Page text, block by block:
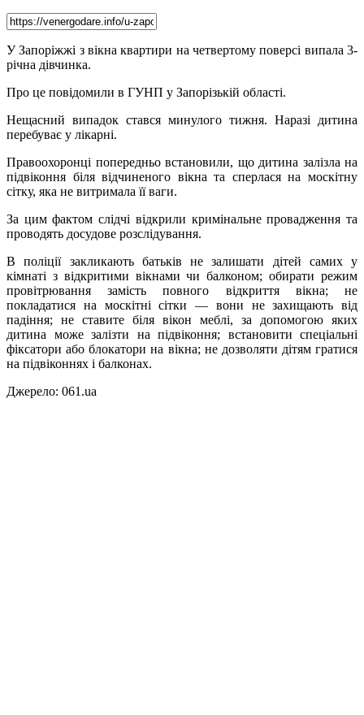
У Запоріжжі з вікна квартири на четвертому поверсі випала 3-
річна дівчинка.
Про це повідомили в ГУНП у Запорізькій області.
Нещасний випадок стався минулого тижня. Наразі дитина
перебуває у лікарні.
Правоохоронці попередньо встановили, що дитина залізла на
підвіконня біля відчиненого вікна та сперлася на москітну
сітку, яка не витримала її ваги.
За цим фактом слідчі відкрили кримінальне провадження та
проводять досудове розслідування.
В поліції закликають батьків не залишати дітей самих у
кімнаті з відкритими вікнами чи балконом; обирати режим
провітрювання замість повного відкриття вікна; не
покладатися на москітні сітки — вони не захищають від
падіння; не ставите біля вікон меблі, за допомогою яких
дитина може залізти на підвіконня; встановити спеціальні
фіксатори або блокатори на вікна; не дозволяти дітям гратися
на підвіконнях і балконах.
Джерело: 061.ua